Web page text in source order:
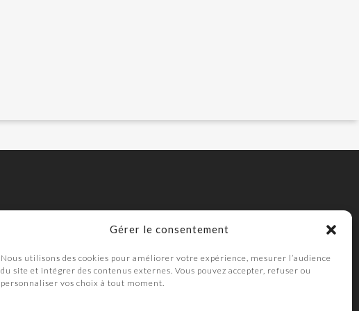
Gérer le consentement
Nous utilisons des cookies pour améliorer votre expérience, mesurer l’audience
du site et intégrer des contenus externes. Vous pouvez accepter, refuser ou
personnaliser vos choix à tout moment.